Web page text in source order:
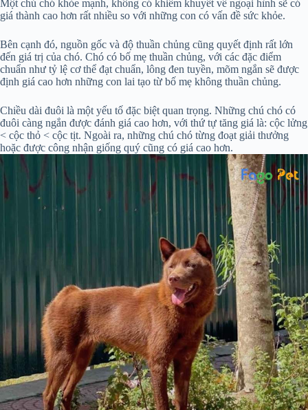
Một chú chó khỏe mạnh, không có khiếm khuyết về ngoại hình sẽ có
giá thành cao hơn rất nhiều so với những con có vấn đề sức khỏe.
Bên cạnh đó, nguồn gốc và độ thuần chủng cũng quyết định rất lớn
đến giá trị của chó. Chó có bố mẹ thuần chủng, với các đặc điểm
chuẩn như tỷ lệ cơ thể đạt chuẩn, lông đen tuyền, mõm ngắn sẽ được
định giá cao hơn những con lai tạo từ bố mẹ không thuần chủng.
Chiều dài đuôi là một yếu tố đặc biệt quan trọng. Những chú chó có
đuôi càng ngắn được đánh giá cao hơn, với thứ tự tăng giá là: cộc lửng
< cộc thỏ < cộc tịt. Ngoài ra, những chú chó từng đoạt giải thưởng
hoặc được công nhận giống quý cũng có giá cao hơn.